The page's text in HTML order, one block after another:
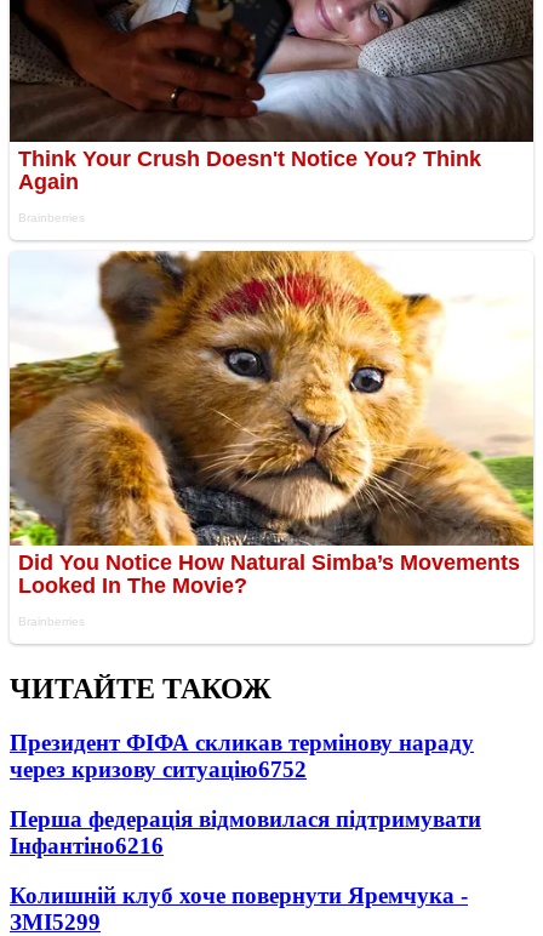
ЧИТАЙТЕ ТАКОЖ
Президент ФІФА скликав термінову нараду
через кризову ситуацію6752
Перша федерація відмовилася підтримувати
Інфантіно6216
Колишній клуб хоче повернути Яремчука -
ЗМІ5299